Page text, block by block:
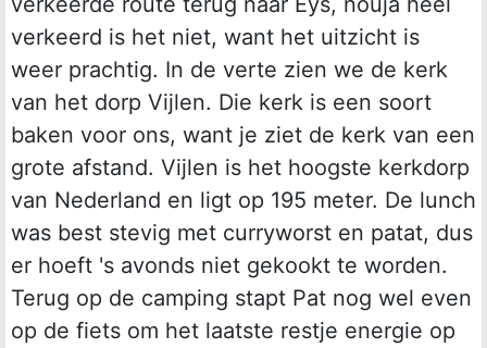
verkeerd is het niet, want het uitzicht is
weer prachtig. In de verte zien we de kerk
van het dorp Vijlen. Die kerk is een soort
baken voor ons, want je ziet de kerk van een
grote afstand. Vijlen is het hoogste kerkdorp
van Nederland en ligt op 195 meter. De lunch
was best stevig met curryworst en patat, dus
er hoeft 's avonds niet gekookt te worden.
Terug op de camping stapt Pat nog wel even
op de fiets om het laatste restje energie op